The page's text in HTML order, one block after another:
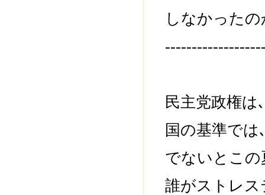
しなかったの
民主党政権は､
国の基準で
でないとこの
誰がストレ